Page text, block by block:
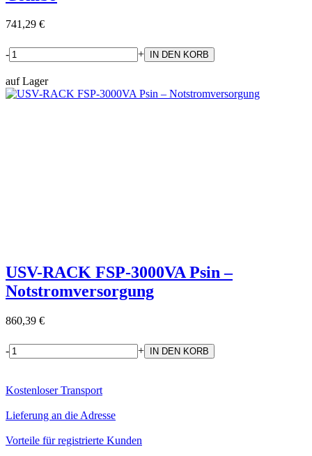
741,29 €
- +
auf Lager
USV-RACK FSP-3000VA Psin –
Notstromversorgung
860,39 €
- +
Kostenloser Transport
Lieferung an die Adresse
Vorteile für registrierte Kunden